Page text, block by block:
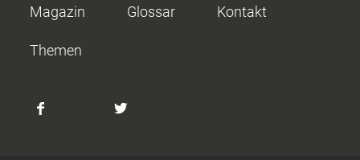
Magazin Glossar Kontakt
Themen